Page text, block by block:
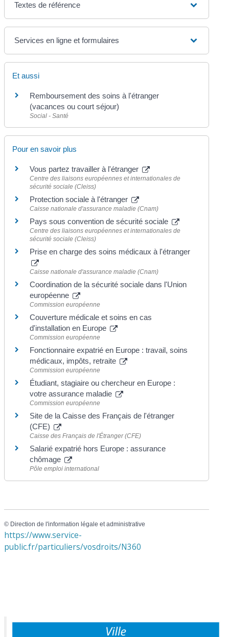
Textes de référence
Services en ligne et formulaires
Et aussi
Remboursement des soins à l'étranger
(vacances ou court séjour)
Social - Santé
Pour en savoir plus
Vous partez travailler à l'étranger
Centre des liaisons européennes et internationales de
sécurité sociale (Cleiss)
Protection sociale à l'étranger
Caisse nationale d'assurance maladie (Cnam)
Pays sous convention de sécurité sociale
Centre des liaisons européennes et internationales de
sécurité sociale (Cleiss)
Prise en charge des soins médicaux à l'étranger
Caisse nationale d'assurance maladie (Cnam)
Coordination de la sécurité sociale dans l'Union
européenne
Commission européenne
Couverture médicale et soins en cas
d'installation en Europe
Commission européenne
Fonctionnaire expatrié en Europe : travail, soins
médicaux, impôts, retraite
Commission européenne
Étudiant, stagiaire ou chercheur en Europe :
votre assurance maladie
Commission européenne
Site de la Caisse des Français de l'étranger
(CFE)
Caisse des Français de l'Étranger (CFE)
Salarié expatrié hors Europe : assurance
chômage
Pôle emploi international
© Direction de l'information légale et administrative
https://www.service-
public.fr/particuliers/vosdroits/N360